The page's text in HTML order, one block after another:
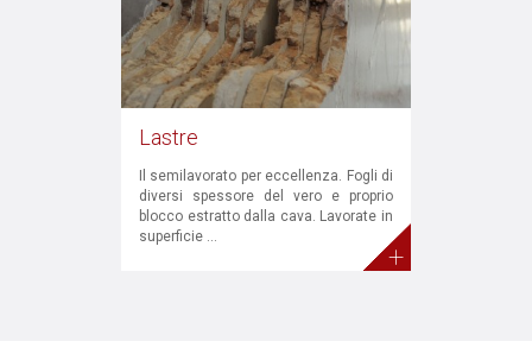
Lastre
Il semilavorato per eccellenza. Fogli di
diversi spessore del vero e proprio
blocco estratto dalla cava. Lavorate in
superficie ...
+